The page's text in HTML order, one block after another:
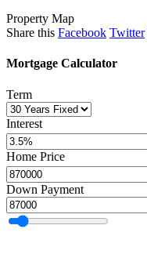
Property Map
Share this Facebook Twitter
Mortgage Calculator
Term
Interest
Home Price
Down Payment